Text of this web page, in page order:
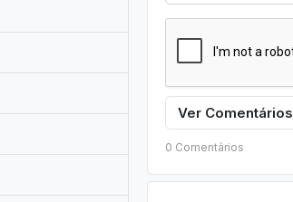
Ver Comentários
0 Comentários